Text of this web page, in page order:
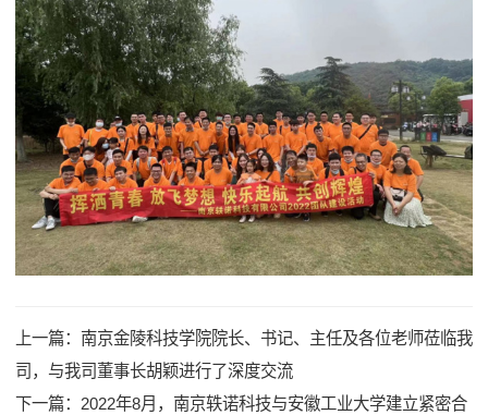
上一篇： 南京金陵科技学院院长、书记、主任及各位老师莅临我
司，与我司董事长胡颖进行了深度交流
下一篇： 2022年8月，南京轶诺科技与安徽工业大学建立紧密合